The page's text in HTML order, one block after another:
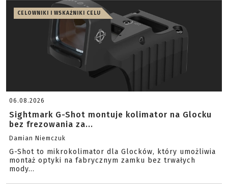
CELOWNIKI I WSKAŹNIKI CELU
06.08.2026
Sightmark G-Shot montuje kolimator na Glocku
bez frezowania za...
Damian Niemczuk
G-Shot to mikrokolimator dla Glocków, który umożliwia
montaż optyki na fabrycznym zamku bez trwałych
mody...